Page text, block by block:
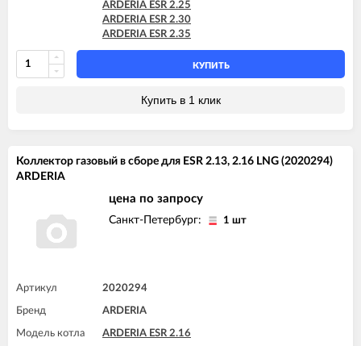
ARDERIA ESR 2.25
ARDERIA ESR 2.30
ARDERIA ESR 2.35
КУПИТЬ
Купить в 1 клик
Коллектор газовый в сборе для ESR 2.13, 2.16 LNG (2020294)
ARDERIA
цена по запросу
Санкт-Петербург: 1 шт
Артикул 2020294
Бренд ARDERIA
Модель котла ARDERIA ESR 2.16